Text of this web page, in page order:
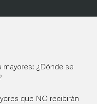
mayores: ¿Dónde se
que NO recibirán